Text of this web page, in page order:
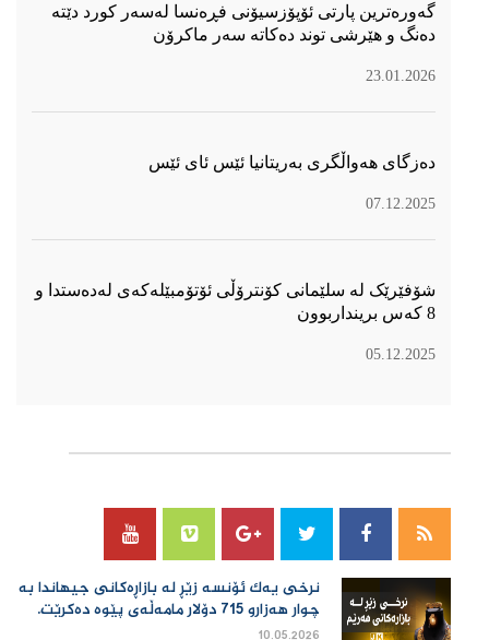
گەورەترین پارتی ئۆپۆزسیۆنی فڕەنسا لەسەر كورد دێتە
دەنگ و هێرشی توند دەكاتە سەر ماكرۆن
23.01.2026
دەزگای هەواڵگری بەریتانیا ئێس ئای ئێس
07.12.2025
شۆفێرێک لە سلێمانی کۆنترۆڵی ئۆتۆمبێلەکەی لەدەستدا و
8 کەس برینداربوون
05.12.2025
نرخی یەك ئۆنسە زێڕ لە بازاڕەكانی جیهاندا بە
چوار هەزارو 715 دۆلار مامەڵەی پێوە دەكرێت.
10.05.2026